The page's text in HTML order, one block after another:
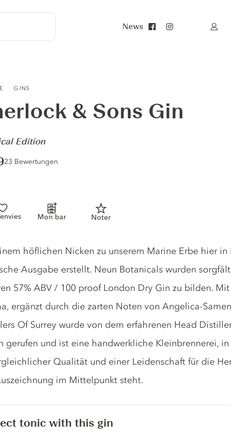
News
GINS
& Sons Gin
Edition
:
/ 10
23 Bewertungen
Mon bar Noter
höflichen Nicken zu unserem Marine Erbe hier in
Ausgabe erstellt. Neun Botanicals wurden
57% ABV / 100 proof London Dry Gin zu bilden.
ergänzt durch die zarten Noten von Angelica-
Of Surrey wurde von dem erfahrenen Head
gerufen und ist eine handwerkliche Kleinbrennerei,
Qualität und einer Leidenschaft für die
im Mittelpunkt steht.
tonic with this gin